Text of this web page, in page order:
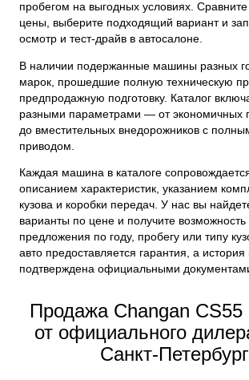
пробегом на выгодных условиях.
цены, выберите подходящий вариант и
осмотр и тест-драйв в автосалоне.
В наличии подержанные машины разных
марок, прошедшие полную техническую
предпродажную подготовку. Каталог
разными параметрами — от экономичных
до вместительных внедорожников с
приводом.
Каждая машина в каталоге
описанием характеристик, указанием
кузова и коробки передач. У нас вы
варианты по цене и получите возможность
предложения по году, пробегу или типу
авто предоставляется гарантия, а
подтверждена официальными
Продажа Changan CS55
от официального
Санкт-